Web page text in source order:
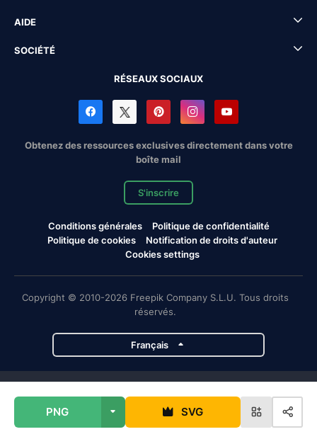
PNG SVG
AIDE
SOCIÉTÉ
RÉSEAUX SOCIAUX
Obtenez des ressources exclusives directement dans votre
boîte mail
S'inscrire
Conditions générales
Politique de confidentialité
Politique de cookies
Notification de droits d'auteur
Cookies settings
Copyright © 2010-2026 Freepik Company S.L.U. Tous droits
réservés.
Français